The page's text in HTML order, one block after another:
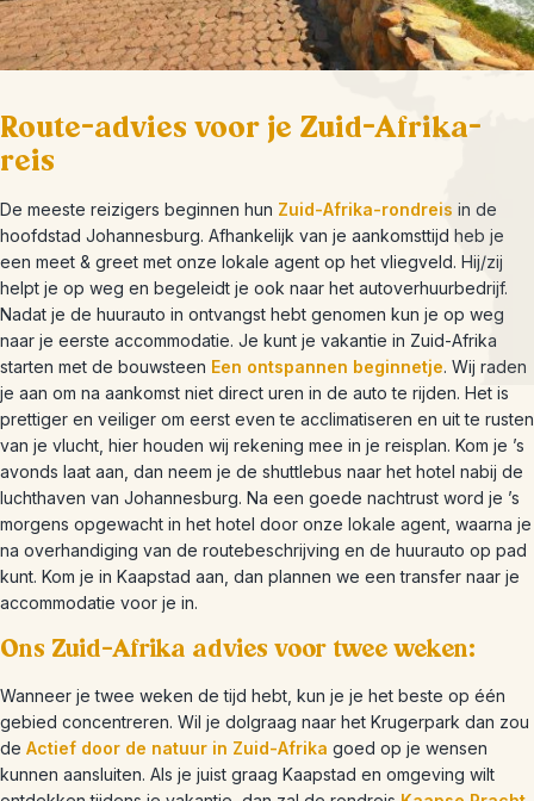
Route-advies voor je Zuid-Afrika-
reis
De meeste reizigers beginnen hun Zuid-Afrika-rondreis in de
hoofdstad Johannesburg. Afhankelijk van je aankomsttijd heb je
een meet & greet met onze lokale agent op het vliegveld. Hij/zij
helpt je op weg en begeleidt je ook naar het autoverhuurbedrijf.
Nadat je de huurauto in ontvangst hebt genomen kun je op weg
naar je eerste accommodatie. Je kunt je vakantie in Zuid-Afrika
starten met de bouwsteen Een ontspannen beginnetje. Wij raden
je aan om na aankomst niet direct uren in de auto te rijden. Het is
prettiger en veiliger om eerst even te acclimatiseren en uit te rusten
van je vlucht, hier houden wij rekening mee in je reisplan. Kom je ’s
avonds laat aan, dan neem je de shuttlebus naar het hotel nabij de
luchthaven van Johannesburg. Na een goede nachtrust word je ’s
morgens opgewacht in het hotel door onze lokale agent, waarna je
na overhandiging van de routebeschrijving en de huurauto op pad
kunt. Kom je in Kaapstad aan, dan plannen we een transfer naar je
accommodatie voor je in.
Ons Zuid-Afrika advies voor twee weken:
Wanneer je twee weken de tijd hebt, kun je je het beste op één
gebied concentreren. Wil je dolgraag naar het Krugerpark dan zou
de Actief door de natuur in Zuid-Afrika goed op je wensen
kunnen aansluiten. Als je juist graag Kaapstad en omgeving wilt